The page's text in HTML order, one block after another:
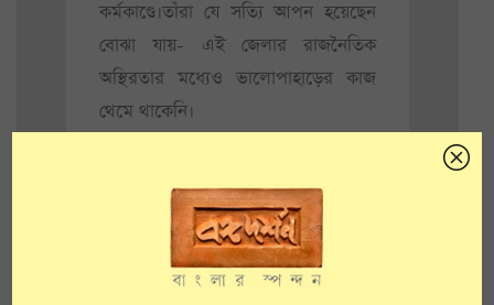
কর্মকাণ্ডে।তাঁরা যে সত্যি আপন হয়েছেন
বোঝা যায়- এই জেলার রাজনৈতিক
অস্থিরতার মধ্যেও ভালোপাহাড়ের কাজ
থেমে থাকেনি।
ভালোপাহাড় যাওয়া যায়